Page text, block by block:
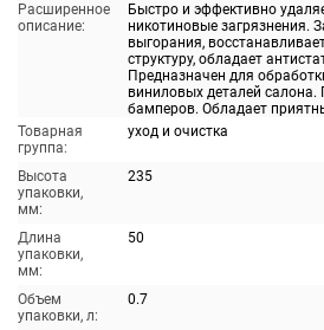
Расширенное
описание:
Быстро и эффективно
никотиновые загрязнения.
выгорания,
структуру, обладает
Предназначен для
виниловых деталей
бамперов. Обладает
Товарная
группа:
уход и очистка
Высота
упаковки,
мм:
235
Длина
упаковки,
мм:
50
Объем
упаковки, л:
0.7